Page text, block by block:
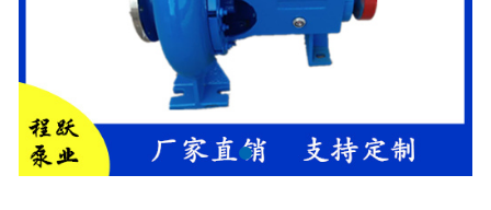
资质荣誉
联系我们